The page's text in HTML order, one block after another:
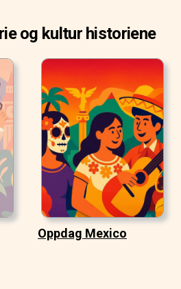
og kultur historiene
Oppdag Mexico